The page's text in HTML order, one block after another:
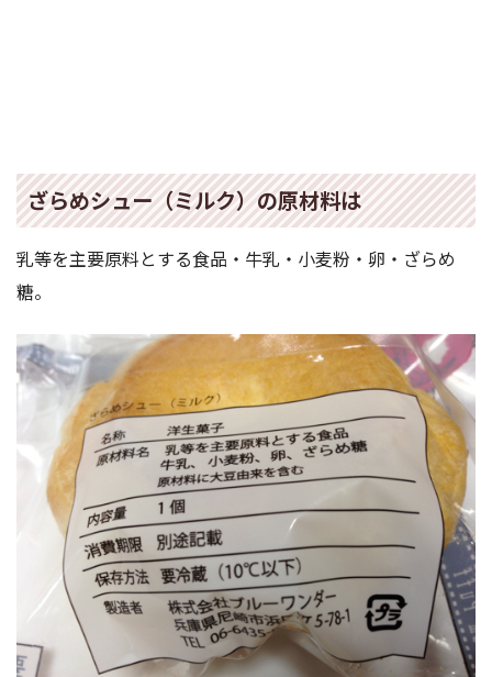
ざらめシュー（ミルク）の原材料は
乳等を主要原料とする食品・牛乳・小麦粉・卵・ざらめ
糖。